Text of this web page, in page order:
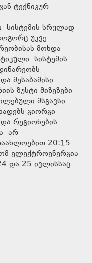
ტექნიკურ
სრულად
უკვე
მოხდა
სისტემის
შესაბამისი
ზუსტი მიზეზები
მსგავსი
გიორგი
რეგიონების
არ
20:15
ელექტროენერგია
და 25 ივლისსაც